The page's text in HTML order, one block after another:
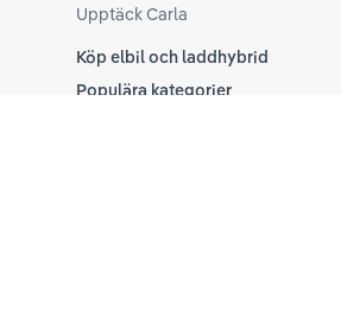
Upptäck Carla
Köp elbil och laddhybrid
Populära kategorier